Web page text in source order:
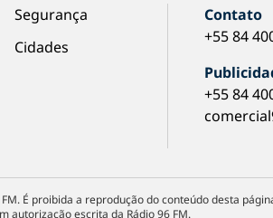
Segurança
Cidades
Contato
+55 84
+55 84
É proibida a reprodução do conteúdo desta
autorização escrita da Rádio 96 FM.